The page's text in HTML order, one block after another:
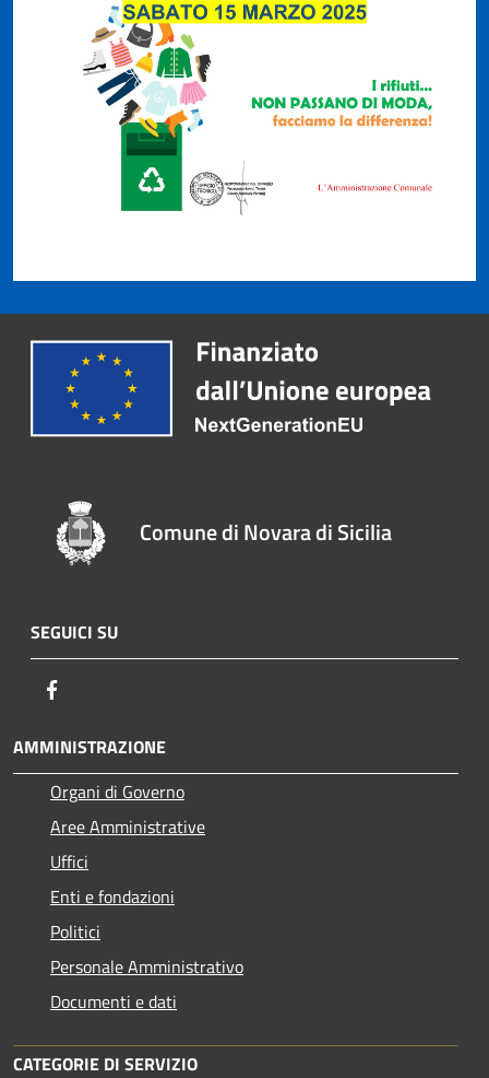
Comune di Novara di Sicilia
SEGUICI SU
AMMINISTRAZIONE
Organi di Governo
Aree Amministrative
Uffici
Enti e fondazioni
Politici
Personale Amministrativo
Documenti e dati
CATEGORIE DI SERVIZIO